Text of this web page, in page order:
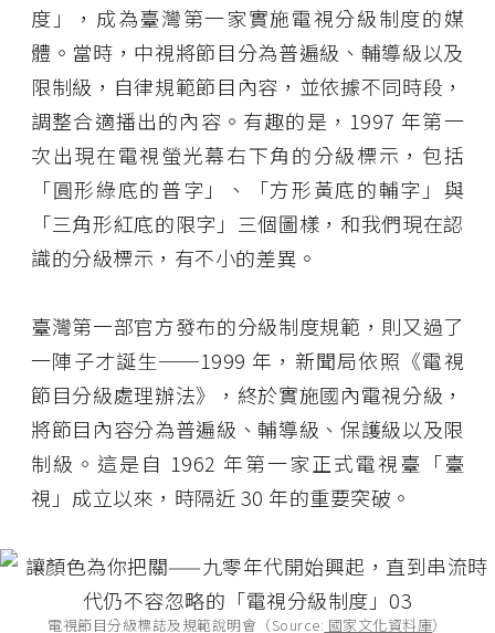
度」，成為臺灣第一家實施電視分級制度的媒
體。當時，中視將節目分為普遍級、輔導級以及
限制級，自律規範節目內容，並依據不同時段，
調整合適播出的內容。有趣的是，1997 年第一
次出現在電視螢光幕右下角的分級標示，包括
「圓形綠底的普字」、「方形黃底的輔字」與
「三角形紅底的限字」三個圖樣，和我們現在認
識的分級標示，有不小的差異。
臺灣第一部官方發布的分級制度規範，則又過了
一陣子才誕生──1999 年，新聞局依照《電視
節目分級處理辦法》，終於實施國內電視分級，
將節目內容分為普遍級、輔導級、保護級以及限
制級。這是自 1962 年第一家正式電視臺「臺
視」成立以來，時隔近 30 年的重要突破。
電視節目分級標誌及規範說明會（Source: 國家文化資料庫）